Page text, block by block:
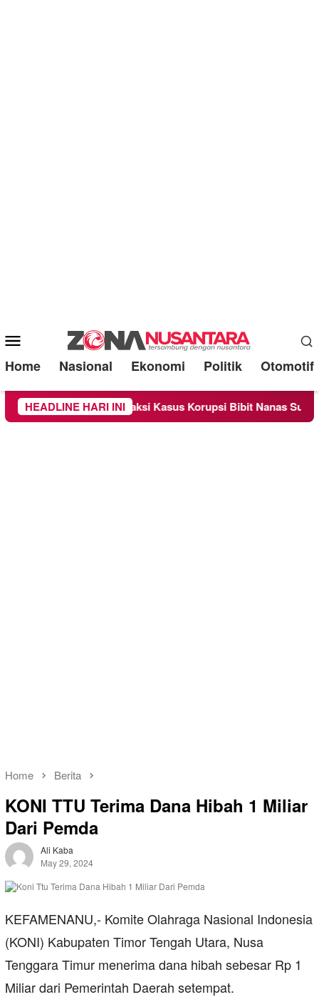
Mobile
Menu
Home Nasional Ekonomi Politik Otomotif
HEADLINE HARI INI
Saksi Kasus Korupsi Bibit Nanas Sulsel Rp 52,4 Miliar
Home Berita
KONI TTU Terima Dana Hibah 1 Miliar
Dari Pemda
Ali Kaba
May 29, 2024
KEFAMENANU,- Komite Olahraga Nasional Indonesia
(KONI) Kabupaten Timor Tengah Utara, Nusa
Tenggara Timur menerima dana hibah sebesar Rp 1
Miliar dari Pemerintah Daerah setempat.